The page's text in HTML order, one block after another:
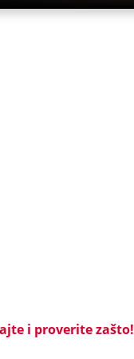
i proverite zašto!